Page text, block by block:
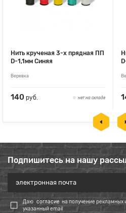
Нить крученая 3-х прядная ПП
D-1,1мм Синяя
Веревка
140 руб. нет на складе
Подпишитесь на нашу
Даю согласие на получение
указанный email